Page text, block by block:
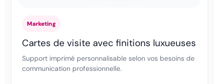
Marketing
Cartes de visite avec finitions luxueuses
Support imprimé personnalisable selon vos besoins de
communication professionnelle.